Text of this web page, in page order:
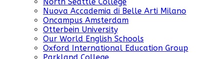
Nuova Accademia di Belle Arti Milano
Oncampus Amsterdam
Otterbein University
Our World English Schools
Oxford International Education Group